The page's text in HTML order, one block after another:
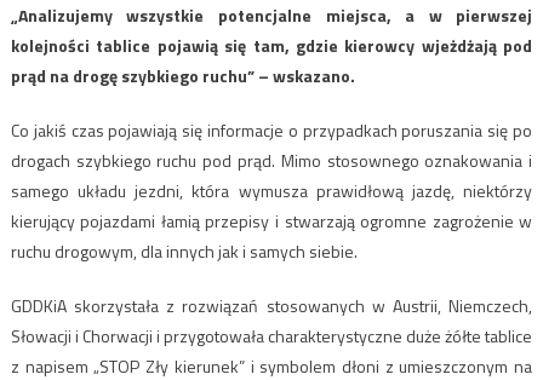
„Analizujemy wszystkie potencjalne miejsca, a w pierwszej
kolejności tablice pojawią się tam, gdzie kierowcy wjeżdżają pod
prąd na drogę szybkiego ruchu” – wskazano.
Co jakiś czas pojawiają się informacje o przypadkach poruszania się po
drogach szybkiego ruchu pod prąd. Mimo stosownego oznakowania i
samego układu jezdni, która wymusza prawidłową jazdę, niektórzy
kierujący pojazdami łamią przepisy i stwarzają ogromne zagrożenie w
ruchu drogowym, dla innych jak i samych siebie.
GDDKiA skorzystała z rozwiązań stosowanych w Austrii, Niemczech,
Słowacji i Chorwacji i przygotowała charakterystyczne duże żółte tablice
z napisem „STOP Zły kierunek” i symbolem dłoni z umieszczonym na